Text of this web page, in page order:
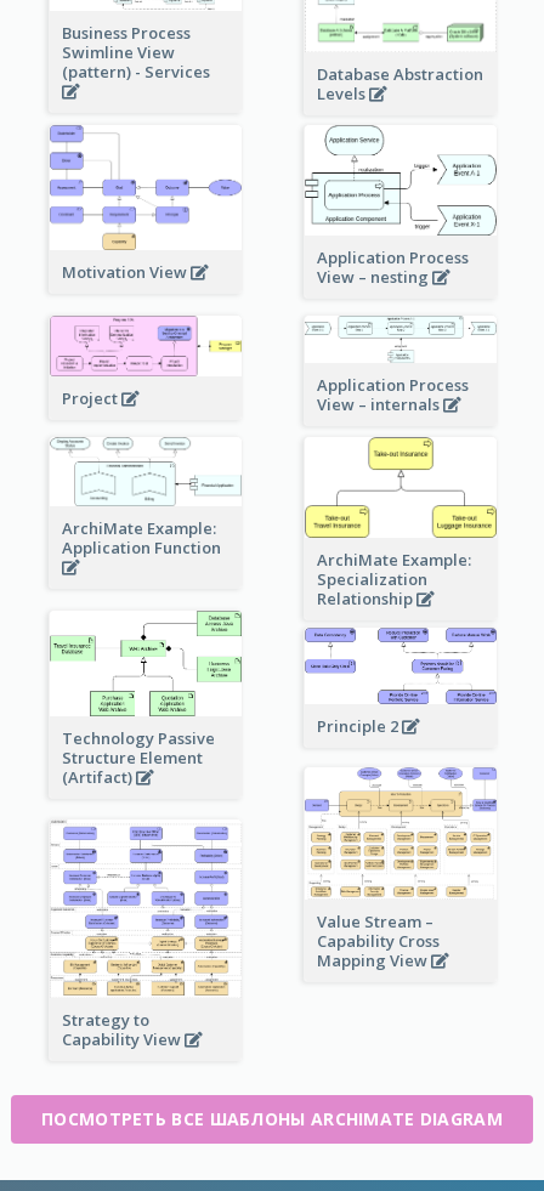
Business Process
Swimline View
(pattern) - Services
Database Abstraction
Levels
Motivation View
Application Process
View – nesting
Project
Application Process
View – internals
ArchiMate Example:
Application Function
ArchiMate Example:
Specialization
Relationship
Technology Passive
Structure Element
(Artifact)
Principle 2
Value Stream –
Capability Cross
Mapping View
Strategy to
Capability View
ПОСМОТРЕТЬ ВСЕ ШАБЛОНЫ ARCHIMATE DIAGRAM